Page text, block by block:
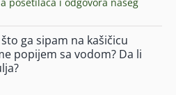
ga sipam na kašičicu
popijem sa vodom? Da li